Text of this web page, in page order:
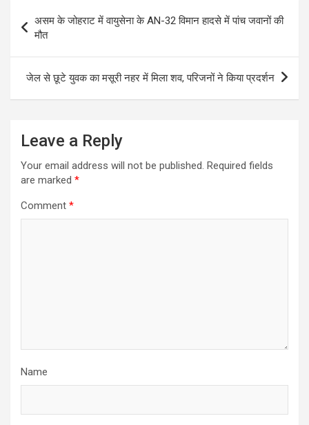
navigation
असम के जोहराट में वायुसेना के AN-32 विमान हादसे में पांच जवानों की
मौत
जेल से छूटे युवक का मसूरी नहर में मिला शव, परिजनों ने किया प्रदर्शन
Leave a Reply
Your email address will not be published. Required fields
are marked *
Comment *
Name